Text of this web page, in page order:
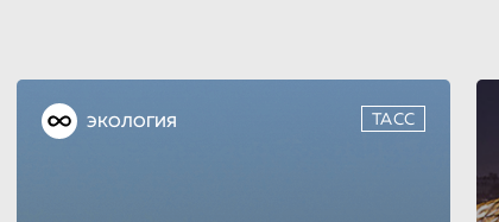
ЭКОЛОГИЯ ТАСС